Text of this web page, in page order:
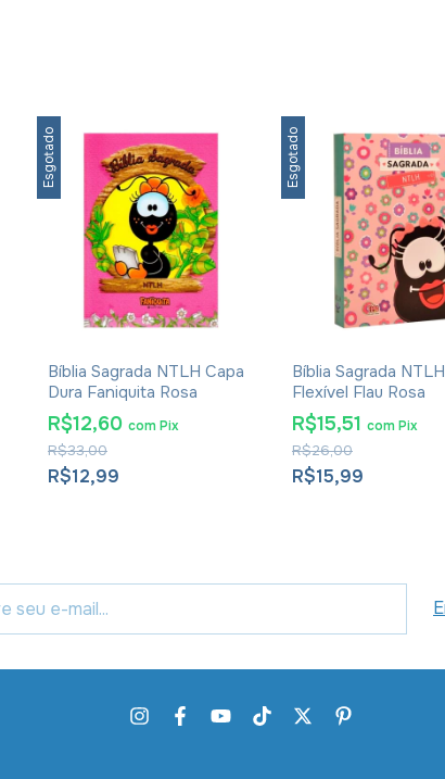
Esgotado
Bíblia Sagrada NTLH Capa
Dura Faniquita Rosa
R$12,99
R$33,00
R$12,60 comPix
Esgotado
Bíblia Sagrada NTLH
Flexível Flau Rosa
R$15,99
R$26,00
R$15,51 comPix